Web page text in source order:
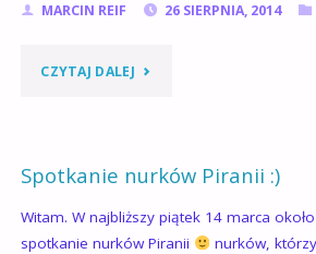
MARCIN REIF 26 SIERPNIA, 2014
CZYTAJ DALEJ"URODZINOWY
WRZESIEŃ"
Spotkanie nurków Piranii :)
Witam. W najbliższy piątek 14 marca
spotkanie nurków Piranii
nurków,